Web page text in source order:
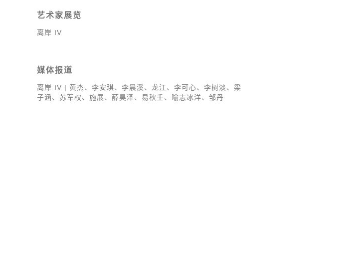
艺术家展览
离岸 IV
媒体报道
离岸 IV | 黄杰、李安琪、李晨溪、龙江、李可心、李树淡、梁
子涵、苏军权、施展、薛昊泽、易秋壬、喻志冰洋、邹丹